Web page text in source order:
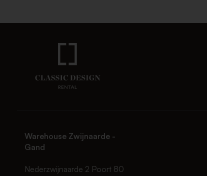
Warehouse Zwijnaarde -
Gand
Nederzwijnaarde 2 Poort 80